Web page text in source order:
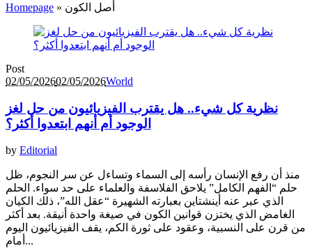
Homepage » أصل الكون
Post
02/05/202602/05/2026World
نظرية كل شيء.. هل يقترب الفيزيائيون من حل لغز
الوجود أم أنهم ابتعدوا أكثر؟
by Editorial
منذ أن رفع الإنسان رأسه إلى السماء وتساءل عن سر النجوم، ظل
حلم “الفهم الكامل” يلاحق الفلاسفة والعلماء على حد سواء. الحلم
الذي عبر عنه أينشتاين بعبارته الشهيرة “عقل الله”، ذلك الكيان
الغامض الذي يختزن قوانين الكون في صيغة واحدة أنيقة. بعد أكثر
من قرن على النسبية، وعقود على ثورة الكم، يقف الفيزيائيون اليوم
أمام...